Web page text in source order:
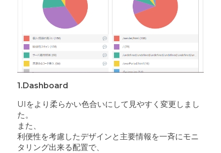
1.Dashboard
UIをより柔らかい色合いにして見やすく変更しまし
た。
また、
利便性を考慮したデザインと主要情報を一斉にモニ
タリング出来る配置で、